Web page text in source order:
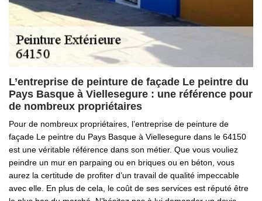
L’entreprise de peinture de façade Le peintre du
Pays Basque à Viellesegure : une référence pour
de nombreux propriétaires
Pour de nombreux propriétaires, l’entreprise de peinture de
façade Le peintre du Pays Basque à Viellesegure dans le 64150
est une véritable référence dans son métier. Que vous vouliez
peindre un mur en parpaing ou en briques ou en béton, vous
aurez la certitude de profiter d’un travail de qualité impeccable
avec elle. En plus de cela, le coût de ses services est réputé être